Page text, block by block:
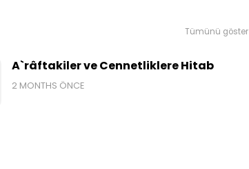
Tümünü göster
A`râftakiler ve Cennetliklere Hitab
2 MONTHS ÖNCE